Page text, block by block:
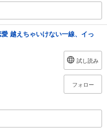
越えちゃいけない一線、イっ
試し読み
フォロー